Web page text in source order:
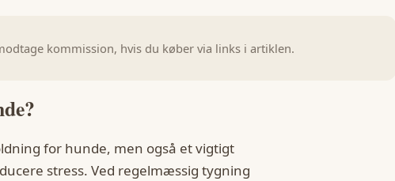
kommission, hvis du køber via links i artiklen.
for hunde, men også et vigtigt
stress. Ved regelmæssig tygning